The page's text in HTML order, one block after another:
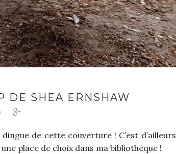
DE SHEA ERNSHAW
de cette couverture ! C’est d’ailleurs
place de choix dans ma bibliothèque !